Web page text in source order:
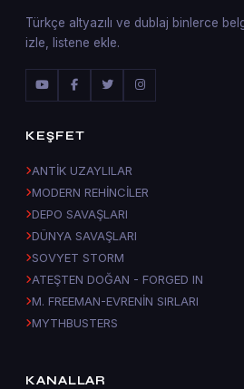
Türkçe altyazılı ve dublaj binlerce
izle, listene ekle.
KEŞFET
ANTİK UZAYLILAR
MODERN REHİNCİLER
DEPO SAVAŞLARI
DÜNYA SAVAŞLARI
SOVYET STORM
ATEŞTEN DOĞAN - FORGED IN
M. FREEMAN-EVRENİN SIRLARI
MYTHBUSTERS
KANALLAR